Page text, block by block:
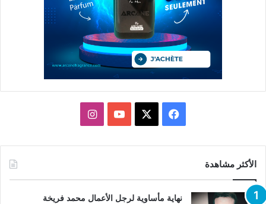
فيسبوك يوتيوبانستقرام
الأكثر مشاهدة
نهاية مأساوية لرجل الأعمال محمد فريخة